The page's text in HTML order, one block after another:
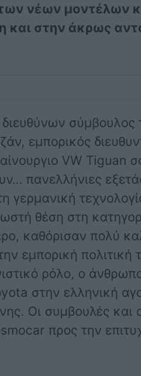
νέων μοντέλων
και στην άκρως
διευθύνων σύμβουλος
εμπορικός
VW Tiguan
πανελλήνιες
γερμανική
θέση στη
καθόρισαν πολύ
εμπορική πολιτική
ρόλο, ο
στην ελληνική
Οι συμβουλές και
προς την